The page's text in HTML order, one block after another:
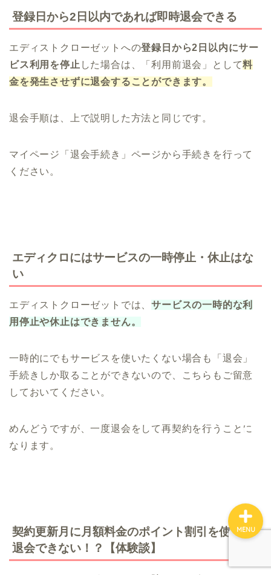
登録日から2日以内であれば即時退会できる
エディストクローゼットへの登録日から2日以内にサー
ビス利用を停止 した場合は、「利用前退会」として料
金を発生させずに退会することができます。
退会手順は、上で説明した方法と同じです。
マイページ「退会手続き」ページから手続きを行って
ください。
エディクロにはサービスの一時停止・休止はな
い
エディストクローゼットでは、サービスの一時的な利
用停止や休止はできません。
一時的にでもサービスを使いたくない場合も「退会」
手続きしか取ることができないので、こちらもご留意
しておいてください。
めんどうですが、一度退会をして再契約を行うことに
なります。
契約更新月に月額料金のポイント割引を使うと
退会できない！？【体験談】
MENU
エディストクローゼット
Rcawaii